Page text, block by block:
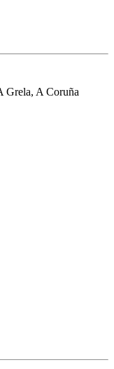
Grela, A Coruña